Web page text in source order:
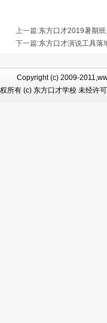
上一篇:东方口才2019暑期
下一篇:东方口才演说工具落
Copyright (c) 2009-
所有 (c) 东方口才学校 未经许